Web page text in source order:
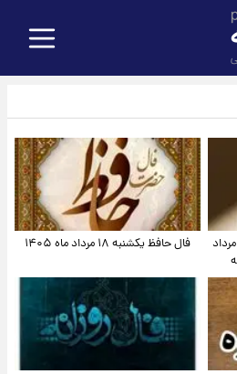
قیمت طلا و سکه امروز یکشنبه ۱۸ مرداد
فال حافظ یکشنبه ۱۸ مرداد ماه ۱۴۰۵